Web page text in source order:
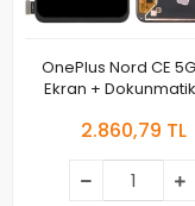
OnePlus Nord CE
Ekran +
2.860,79 TL